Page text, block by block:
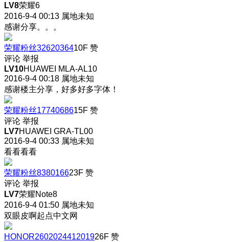
LV8荣耀6
2016-9-4 00:13 属地未知
感谢分享。。。
荣耀粉丝3262036410F 赞
评论 举报
LV10HUAWEI MLA-AL10
2016-9-4 00:18 属地未知
感谢楼主分享，好多好多字体！
荣耀粉丝1774068615F 赞
评论 举报
LV7HUAWEI GRA-TL00
2016-9-4 00:33 属地未知
看看看看
荣耀粉丝838016623F 赞
评论 举报
LV7荣耀Note8
2016-9-4 01:50 属地未知
双眼皮啊起点中文网
HONOR260202441201926F 赞